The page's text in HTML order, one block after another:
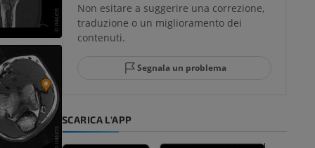
e del
Non esitare a suggerire una correzione,
traduzione o un miglioramento dei
contenuti.
Segnala un problema
SCARICA L'APP